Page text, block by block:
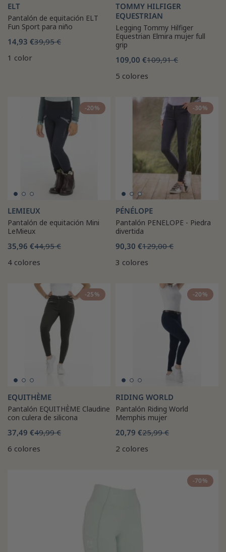
ELT
Pantalón de equitación ELT
Fun Sport para niño
14,93 €39,95 €
1 color
TOMMY HILFIGER
EQUESTRIAN
Legging Tommy Hilfiger
Equestrian Elmira mujer full
grip
109,00 €109,91 €
5 colores
-20%
LEMIEUX
Pantalón de equitación Mini
LeMieux
35,96 €44,95 €
4 colores
-30%
PÉNÉLOPE
Pantalón PENELOPE - Piedra
divertida
90,30 €129,00 €
3 colores
-25%
EQUITHÈME
Pantalón EQUITHÈME Claudine
con culera de silicona
37,49 €49,99 €
6 colores
-20%
RIDING WORLD
Pantalón Riding World
Memphis mujer
20,79 €25,99 €
2 colores
-70%